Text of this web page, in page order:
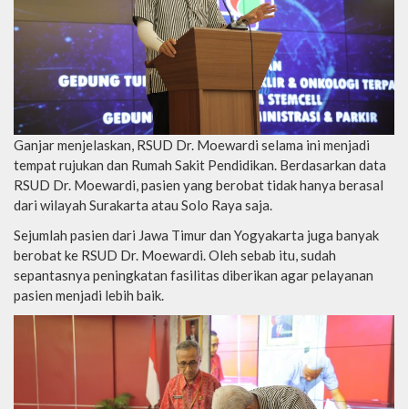
Ganjar menjelaskan, RSUD Dr. Moewardi selama ini menjadi
tempat rujukan dan Rumah Sakit Pendidikan. Berdasarkan data
RSUD Dr. Moewardi, pasien yang berobat tidak hanya berasal
dari wilayah Surakarta atau Solo Raya saja.
Sejumlah pasien dari Jawa Timur dan Yogyakarta juga banyak
berobat ke RSUD Dr. Moewardi. Oleh sebab itu, sudah
sepantasnya peningkatan fasilitas diberikan agar pelayanan
pasien menjadi lebih baik.